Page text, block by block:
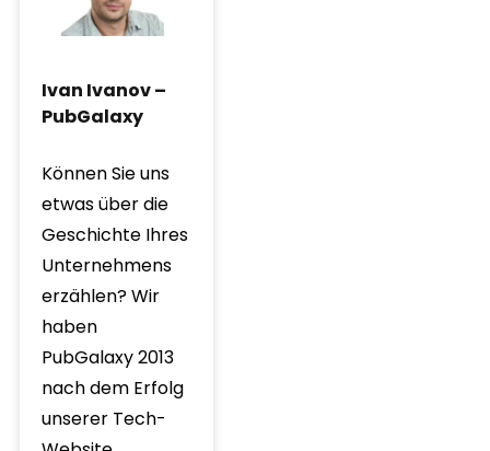
Ivan Ivanov –
PubGalaxy
Können Sie uns
etwas über die
Geschichte Ihres
Unternehmens
erzählen? Wir
haben
PubGalaxy 2013
nach dem Erfolg
unserer Tech-